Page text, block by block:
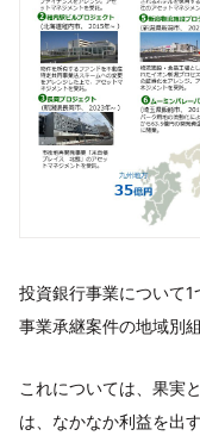
投資銀行事業について1
事業承継案件の地域別
これについては、果実
は、なかなか利益を出